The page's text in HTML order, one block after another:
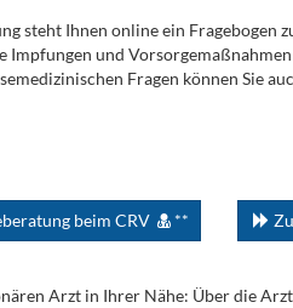
steht Ihnen online ein Fragebogen
Impfungen und
Fragen können Sie
beim CRV **
Arzt in Ihrer Nähe: Über die